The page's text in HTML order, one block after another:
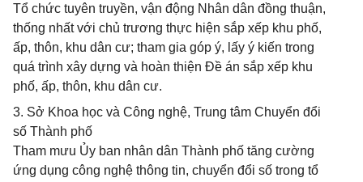
Tổ chức tuyên truyền, vận động Nhân dân đồng thuận,
thống nhất với chủ trương thực hiện sắp xếp khu phố,
ấp, thôn, khu dân cư; tham gia góp ý, lấy ý kiến trong
quá trình xây dựng và hoàn thiện Đề án sắp xếp khu
phố, ấp, thôn, khu dân cư.
3. Sở Khoa học và Công nghệ, Trung tâm Chuyển đổi
số Thành phố
Tham mưu Ủy ban nhân dân Thành phố tăng cường
ứng dụng công nghệ thông tin, chuyển đổi số trong tổ